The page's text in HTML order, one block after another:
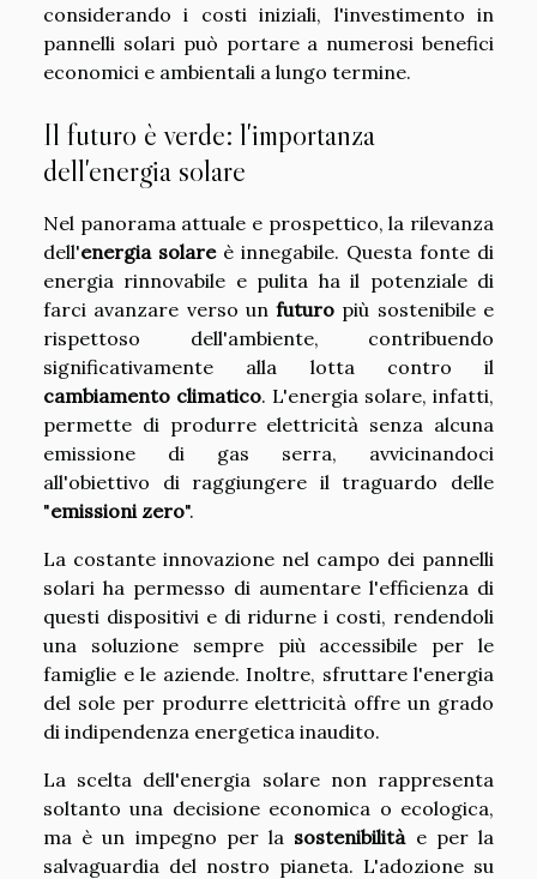
considerando i costi iniziali, l'investimento in
pannelli solari può portare a numerosi benefici
economici e ambientali a lungo termine.
Il futuro è verde: l'importanza
dell'energia solare
Nel panorama attuale e prospettico, la rilevanza
dell'energia solareè innegabile. Questa fonte di
energia rinnovabile e pulita ha il potenziale di
farci avanzare verso unfuturo più sostenibile e
rispettoso dell'ambiente, contribuendo
significativamente alla lotta contro il
cambiamento climatico. L'energia solare, infatti,
permette di produrre elettricità senza alcuna
emissione di gas serra, avvicinandoci
all'obiettivo di raggiungere il traguardo delle
"emissioni zero".
La costante innovazione nel campo dei pannelli
solari ha permesso di aumentare l'efficienza di
questi dispositivi e di ridurne i costi, rendendoli
una soluzione sempre più accessibile per le
famiglie e le aziende. Inoltre, sfruttare l'energia
del sole per produrre elettricità offre un grado
di indipendenza energetica inaudito.
La scelta dell'energia solare non rappresenta
soltanto una decisione economica o ecologica,
ma è un impegno per la sostenibilitàe per la
salvaguardia del nostro pianeta. L'adozione su